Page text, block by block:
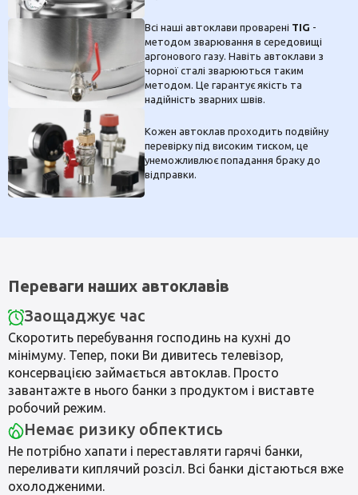
Всі наші автоклави проварені TIG -
методом зварювання в середовищі
аргонового газу. Навіть автоклави з
чорної сталі зварюються таким
методом. Це гарантує якість та
надійність зварних швів.
Кожен автоклав проходить подвійну
перевірку під високим тиском, це
унеможливлює попадання браку до
відправки.
Переваги наших автоклавів
Заощаджує час
Скоротить перебування господинь на кухні до
мінімуму. Тепер, поки Ви дивитесь телевізор,
консервацією займається автоклав. Просто
завантажте в нього банки з продуктом і виставте
робочий режим.
Немає ризику обпектись
Не потрібно хапати і переставляти гарячі банки,
переливати киплячий розсіл. Всі банки дістаються вже
охолодженими.